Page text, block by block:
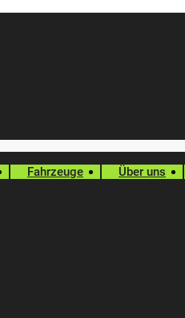
Fahrzeuge Über uns